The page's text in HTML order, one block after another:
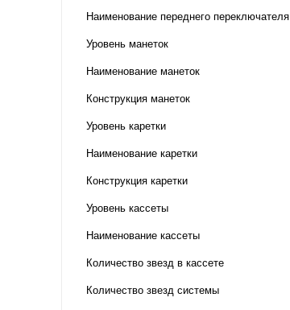
Наименование переднего переключателя
Уровень манеток
Наименование манеток
Конструкция манеток
Уровень каретки
Наименование каретки
Конструкция каретки
Уровень кассеты
Наименование кассеты
Количество звезд в кассете
Количество звезд системы